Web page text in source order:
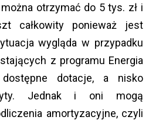
otrzymać do 5 tys. zł i
całkowity ponieważ jest
wygląda w przypadku
z programu Energia
dotacje, a nisko
Jednak i oni mogą
amortyzacyjne, czyli